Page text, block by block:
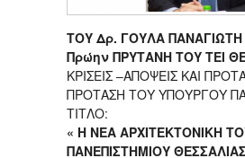
ΤΟΥ Δρ. ΓΟΥΛΑ ΠΑΝΑΓΙΩΤΗ
Πρώην ΠΡΥΤΑΝΗ ΤΟΥ ΤΕΙ
ΚΡΙΣΕΙΣ –ΑΠΟΨΕΙΣ ΚΑΙ
ΠΡΟΤΑΣΗ ΤΟΥ ΥΠΟΥΡΓΟΥ
ΤΙΤΛΟ:
« Η ΝΕΑ ΑΡΧΙΤΕΚΤΟΝΙΚΗ
ΠΑΝΕΠΙΣΤΗΜΙΟΥ